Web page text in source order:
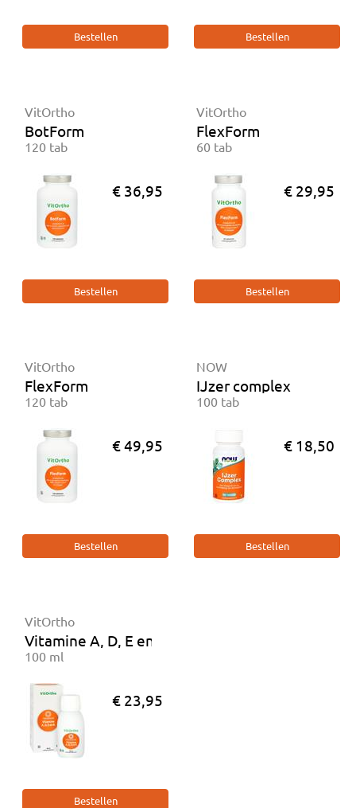
VitOrtho
BotForm
120 tab
€ 36,95
VitOrtho
FlexForm
60 tab
€ 29,95
VitOrtho
FlexForm
120 tab
€ 49,95
NOW
IJzer complex
100 tab
€ 18,50
VitOrtho
Vitamine A, D, E en K Liposomaal
100 ml
€ 23,95